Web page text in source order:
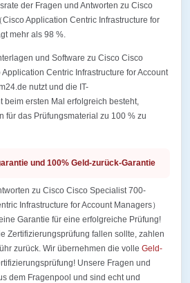
der Fragen und Antworten zu Cisco
Application Centric Infrastructure for
mehr als 98 %.
und Software zu Cisco Cisco
Centric Infrastructure for Account
nutzt und die IT-
beim ersten Mal erfolgreich besteht,
für das Prüfungsmaterial zu 100 % zu
und 100% Geld-zurück-Garantie
zu Cisco Cisco Specialist 700-
Infrastructure for Account Managers）
Garantie für eine erfolgreiche Prüfung!
Zertifizierungsprüfung fallen sollte, zahlen
zurück. Wir übernehmen die volle Geld-
Unsere Fragen und
dem Fragenpool und sind echt und